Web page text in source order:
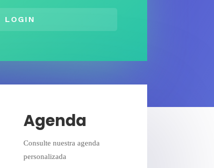
LOGIN
Agenda
Consulte nuestra agenda
personalizada